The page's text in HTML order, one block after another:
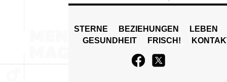
STERNE BEZIEHUNGEN
LEBEN
GESUNDHEIT
FRISCH!